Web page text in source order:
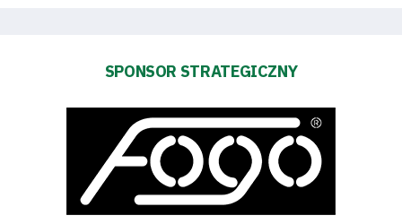
terminarz
Kontakt
SPONSOR STRATEGICZNY